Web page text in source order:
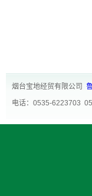
烟台宝地经贸有限公司
电话：0535-6223703